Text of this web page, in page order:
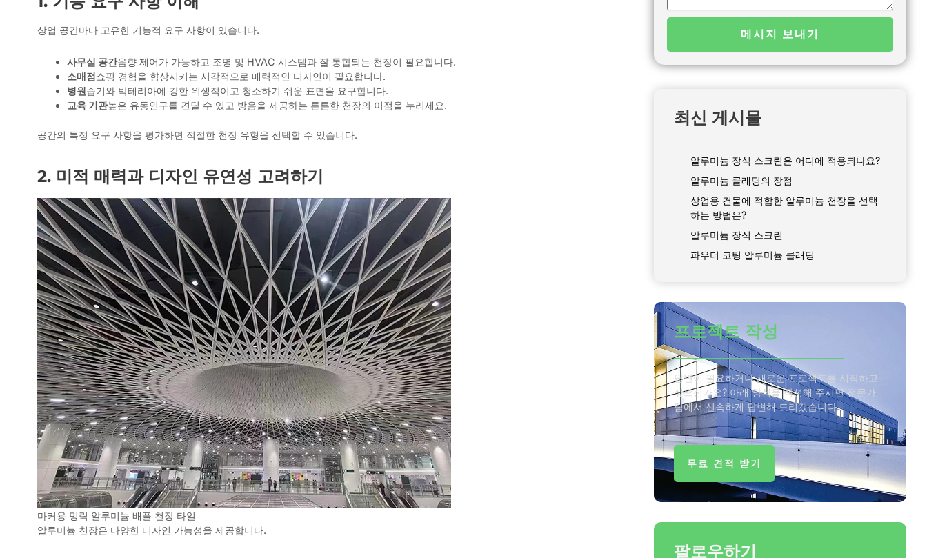
상업 공간마다 고유한 기능적 요구 사항이 있습니다.
사무실 공간음향 제어가 가능하고 조명 및 HVAC 시스템과 잘 통합되는 천장이 필요합니다.
소매점쇼핑 경험을 향상시키는 시각적으로 매력적인 디자인이 필요합니다.
병원습기와 박테리아에 강한 위생적이고 청소하기 쉬운 표면을 요구합니다.
교육 기관높은 유동인구를 견딜 수 있고 방음을 제공하는 튼튼한 천장의 이점을 누리세요.
공간의 특정 요구 사항을 평가하면 적절한 천장 유형을 선택할 수 있습니다.
2. 미적 매력과 디자인 유연성 고려하기
마커용 밍릭 알루미늄 배플 천장 타일
알루미늄 천장은 다양한 디자인 가능성을 제공합니다.
메시지 보내기
최신 게시물
알루미늄 장식 스크린은 어디에 적용되나요?
알루미늄 클래딩의 장점
상업용 건물에 적합한 알루미늄 천장을 선택
하는 방법은?
알루미늄 장식 스크린
파우더 코팅 알루미늄 클래딩
프로젝트 작성
답변이 필요하거나 새로운 프로젝트를 시작하고
싶으신가요? 아래 양식을 작성해 주시면 전문가
팀에서 신속하게 답변해 드리겠습니다.
무료 견적 받기
팔로우하기